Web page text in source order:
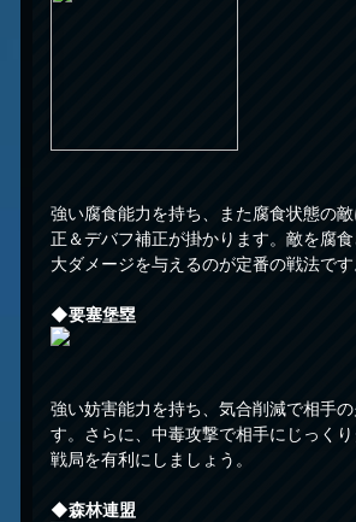
強い腐食能力を持ち、また腐食状態の
正＆デバフ補正が掛かります。敵を腐
大ダメージを与えるのが定番の戦法です
◆要塞堡塁
強い妨害能力を持ち、気合削減で相手
す。さらに、中毒攻撃で相手にじっく
戦局を有利にしましょう。
◆森林連盟